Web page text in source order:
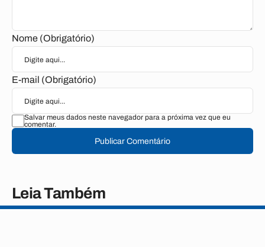
Nome (Obrigatório)
E-mail (Obrigatório)
Salvar meus dados neste navegador para a próxima vez que eu
comentar.
Publicar Comentário
Leia Também